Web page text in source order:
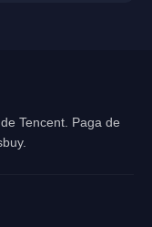
Tencent. Paga de